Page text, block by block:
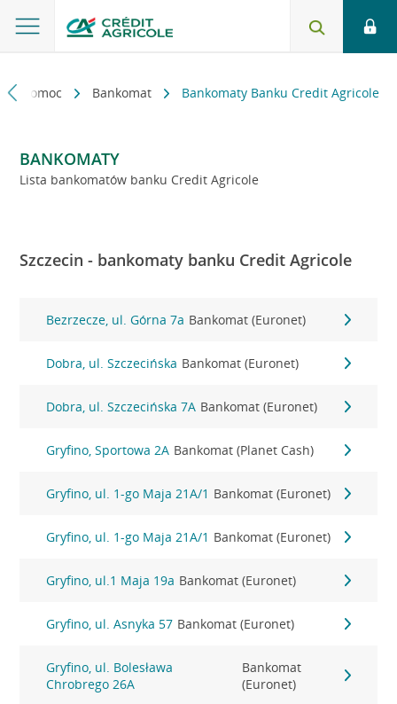
i pomoc Bankomat Bankomaty Banku Credit Agricole
BANKOMATY
Lista bankomatów banku Credit Agricole
Szczecin - bankomaty banku Credit Agricole
Bezrzecze, ul. Górna 7a Bankomat (Euronet)
Dobra, ul. Szczecińska Bankomat (Euronet)
Dobra, ul. Szczecińska 7A Bankomat (Euronet)
Gryfino, Sportowa 2A Bankomat (Planet Cash)
Gryfino, ul. 1-go Maja 21A/1 Bankomat (Euronet)
Gryfino, ul. 1-go Maja 21A/1 Bankomat (Euronet)
Gryfino, ul.1 Maja 19a Bankomat (Euronet)
Gryfino, ul. Asnyka 57 Bankomat (Euronet)
Gryfino, ul. Bolesława
Chrobrego 26A
Bankomat
(Euronet)